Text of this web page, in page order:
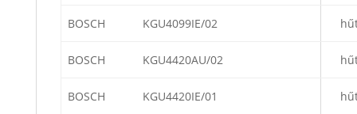
BOSCH KGU4099IE/02
BOSCH KGU4420AU/02
BOSCH KGU4420IE/01